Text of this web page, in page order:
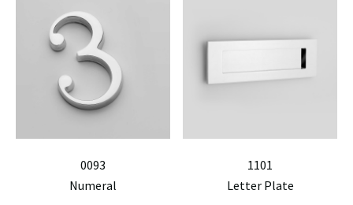
0093
Numeral
1101
Letter Plate